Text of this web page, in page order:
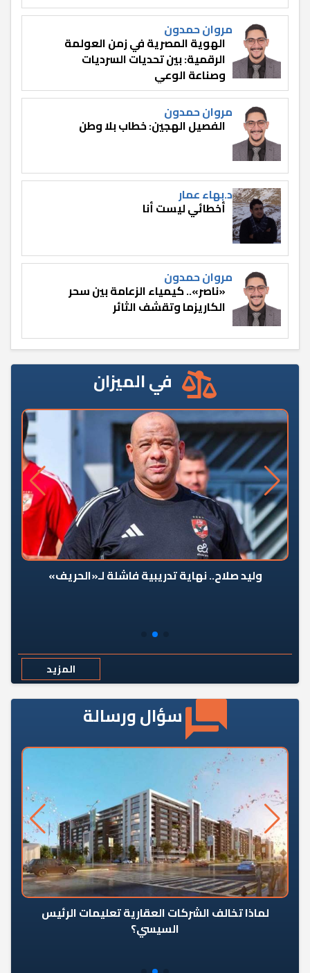
مروان حمدون
الهوية المصرية في زمن العولمة
الرقمية: بين تحديات السرديات
وصناعة الوعي
مروان حمدون
الفصيل الهجين: خطاب بلا وطن
د.بهاء عمار
أخطائي ليست أنا
مروان حمدون
«ناصر».. كيمياء الزعامة بين سحر
الكاريزما وتقشف الثائر
في الميزان
وليد صلاح.. نهاية تدريبية فاشلة لـ«الحريف»
المزيد
سؤال ورسالة
لماذا تخالف الشركات العقارية تعليمات الرئيس
السيسي؟